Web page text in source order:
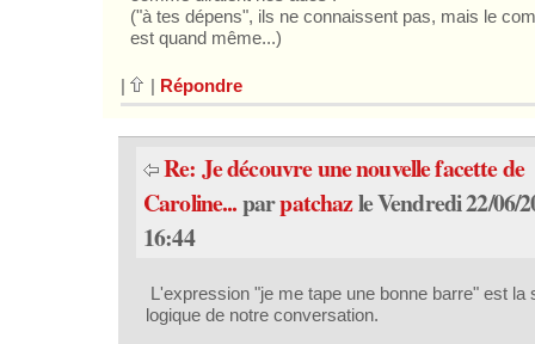
("à tes dépens", ils ne connaissent pas, mais le
est quand même...)
| | Répondre
Re: Je découvre une nouvelle facette de
Caroline...parpatchazle Vendredi 22/06/
16:44
L'expression "je me tape une bonne barre" est la
logique de notre conversation.